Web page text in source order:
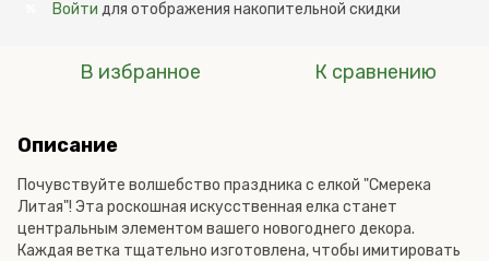
Войти для отображения накопительной скидки
В избранное К сравнению
Описание
Почувствуйте волшебство праздника с елкой "Смерека
Литая"! Эта роскошная искусственная елка станет
центральным элементом вашего новогоднего декора.
Каждая ветка тщательно изготовлена, чтобы имитировать